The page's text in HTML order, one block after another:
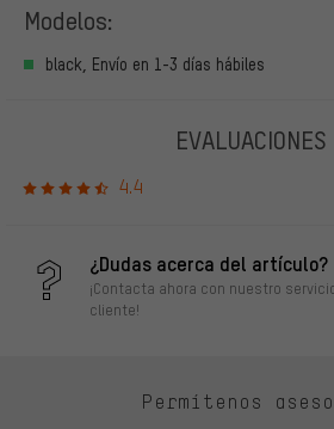
Modelos:
black, Envío en 1-3 días hábiles
EVALUACIONES
4.4
¿Dudas acerca del artículo?
¡Contacta ahora con nuestro
cliente!
Permítenos